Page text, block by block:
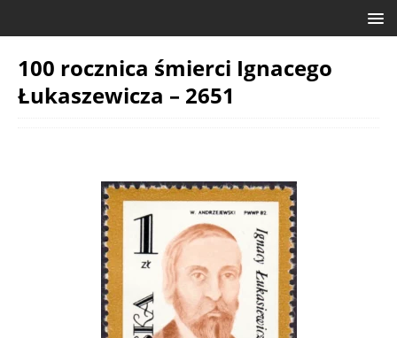
100 rocznica śmierci Ignacego
Łukaszewicza – 2651